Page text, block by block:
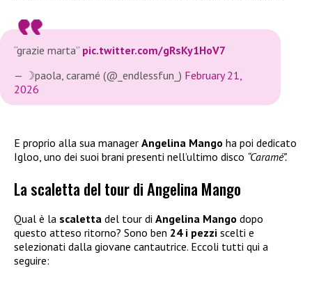
“grazie marta” pic.twitter.com/gRsKy1HoV7
— ☽paola, caramé (@_endlessfun_) February 21,
2026
E proprio alla sua manager Angelina Mango ha poi dedicato
Igloo, uno dei suoi brani presenti nell’ultimo disco “Caramé”.
La scaletta del tour di Angelina Mango
Qual è la scaletta del tour di Angelina Mango dopo
questo atteso ritorno? Sono ben 24 i pezzi scelti e
selezionati dalla giovane cantautrice. Eccoli tutti qui a
seguire: